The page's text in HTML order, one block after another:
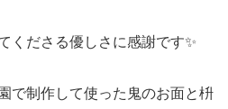
くださる優しさに感謝です✨
で制作して使った鬼のお面と枡